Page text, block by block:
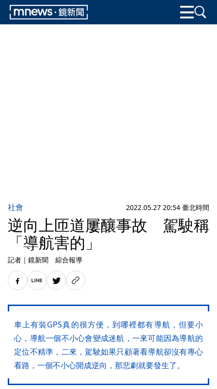
社會 2022.05.27 20:54 臺北時間
逆向上匝道屢釀事故 駕駛稱
「導航害的」
記者 ｜ 鏡新聞 綜合報導
車上有裝GPS真的很方便，到哪裡都有導航，但要小
心，導航一個不小心會變成迷航，一來可能因為導航的
定位不精準，二來，駕駛如果只顧著看導航卻沒有專心
看路，一個不小心開成逆向，那悲劇就要發生了。